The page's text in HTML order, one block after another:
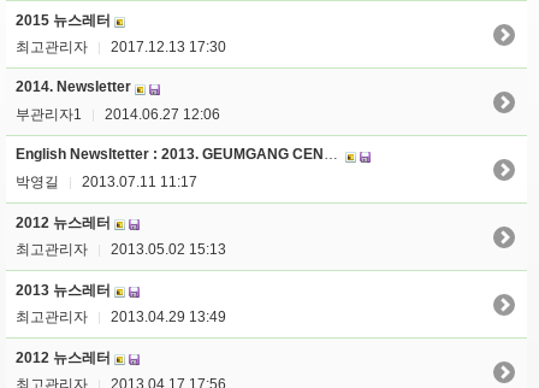
2015 뉴스레터
최고관리자
2017.12.13 17:30
2014. Newsletter
부관리자1
2014.06.27 12:06
English Newsltetter : 2013. GEUMGANG CENTER FOR BUDDHIST STUDIES
박영길
2013.07.11 11:17
2012 뉴스레터
최고관리자
2013.05.02 15:13
2013 뉴스레터
최고관리자
2013.04.29 13:49
2012 뉴스레터